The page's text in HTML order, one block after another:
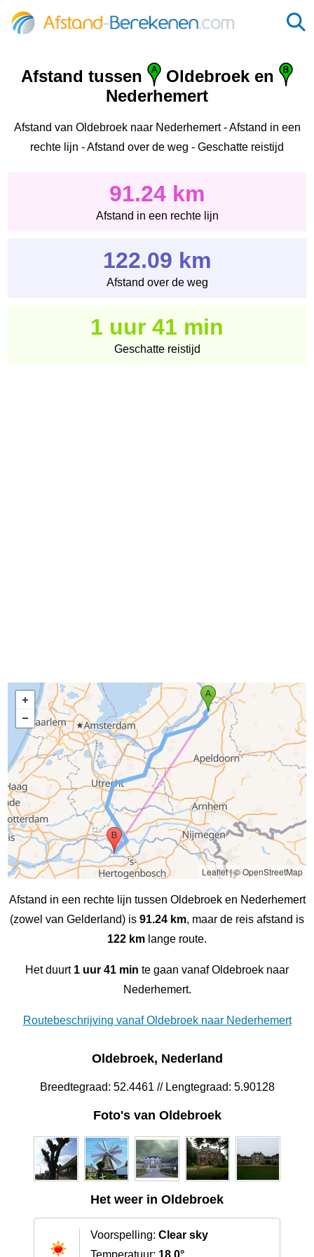
Afstand tussen
Oldebroek en
Nederhemert
Afstand van Oldebroek naar Nederhemert - Afstand in een
rechte lijn - Afstand over de weg - Geschatte reistijd
91.24 km
Afstand in een rechte lijn
122.09 km
Afstand over de weg
1 uur 41 min
Geschatte reistijd
Leaflet|© OpenStreetMap
Afstand in een rechte lijn tussen Oldebroek en Nederhemert
(zowel van Gelderland) is 91.24 km, maar de reis afstand is
122 km lange route.
Het duurt 1 uur 41 min te gaan vanaf Oldebroek naar
Nederhemert.
Routebeschrijving vanaf Oldebroek naar Nederhemert
Oldebroek, Nederland
Breedtegraad: 52.4461 // Lengtegraad: 5.90128
Foto's van Oldebroek
Het weer in Oldebroek
Voorspelling: Clear sky